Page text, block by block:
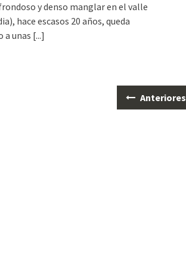
y denso manglar en el valle
hace escasos 20 años, queda
a unas [...]
Anteriores